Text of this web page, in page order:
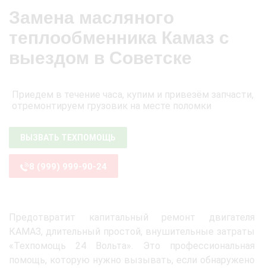
Замена масляного
теплообменника Камаз с
выездом в Советске
Приедем в течение часа, купим и привезём запчасти,
отремонтируем грузовик на месте поломки
ВЫЗВАТЬ ТЕХПОМОЩЬ
8 (999) 999-90-24
Предотвратит капитальный ремонт двигателя
КАМАЗ, длительный простой, внушительные затраты
«Техпомощь 24 Вольта». Это профессиональная
помощь, которую нужно вызывать, если обнаружено